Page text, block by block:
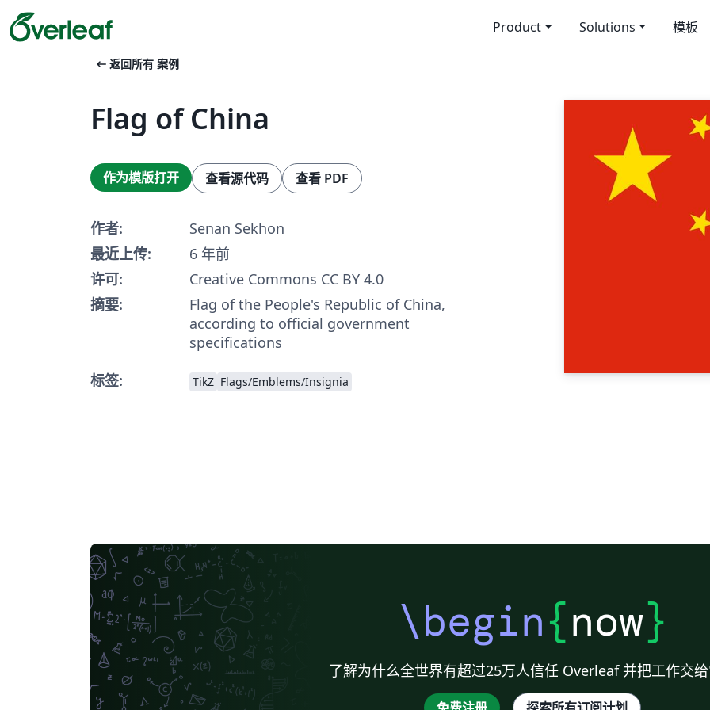
Product Solutions 模板
arrow_left_alt 返回所有 案例
Flag of China
作为模版打开 查看源代码 查看 PDF
作者:
Senan Sekhon
最近上传:
6 年前
许可:
Creative Commons CC BY 4.0
摘要:
Flag of the People's Republic of China,
according to official government
specifications
标签:
TikZ Flags/Emblems/Insignia
\begin{now}
了解为什么全世界有超过25万人信任 Overleaf 并把工作交